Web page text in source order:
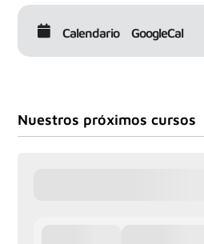
Calendario GoogleCal
Nuestros próximos cursos